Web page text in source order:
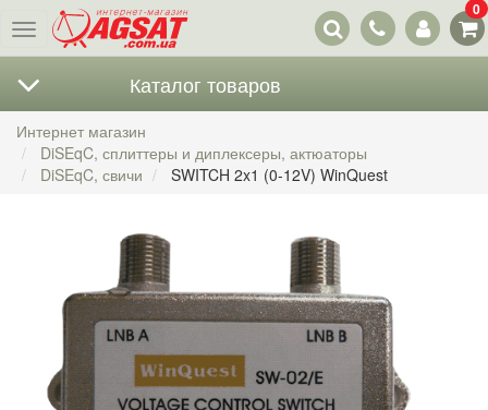
Меню
Наши
контакты
0
Каталог товаров
Интернет магазин
DiSEqC, сплиттеры и диплексеры, актюаторы
DiSEqC, свичи
SWITCH 2x1 (0-12V) WinQuest